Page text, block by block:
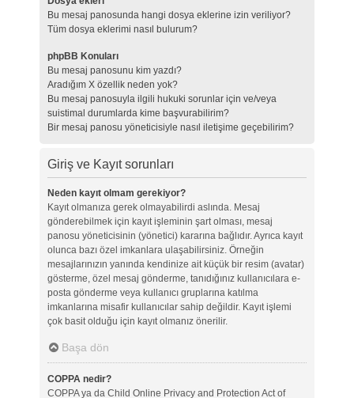
Bu mesaj panosunda hangi dosya eklerine izin veriliyor?
Tüm dosya eklerimi nasıl bulurum?
phpBB Konuları
Bu mesaj panosunu kim yazdı?
Aradığım X özellik neden yok?
Bu mesaj panosuyla ilgili hukuki sorunlar için ve/veya
suistimal durumlarda kime başvurabilirim?
Bir mesaj panosu yöneticisiyle nasıl iletişime geçebilirim?
Giriş ve Kayıt sorunları
Neden kayıt olmam gerekiyor?
Kayıt olmanıza gerek olmayabilirdi aslında. Mesaj
gönderebilmek için kayıt işleminin şart olması, mesaj
panosu yöneticisinin (yönetici) kararına bağlıdır. Ayrıca kayıt
olunca bazı özel imkanlara ulaşabilirsiniz. Örneğin
mesajlarınızın yanında kendinize ait küçük bir resim (avatar)
gösterme, özel mesaj gönderme, tanıdığınız kullanıcılara e-
posta gönderme veya kullanıcı gruplarına katılma
imkanlarına misafir kullanıcılar sahip değildir. Kayıt işlemi
çok basit olduğu için kayıt olmanız önerilir.
Başa dön
COPPA nedir?
COPPA ya da Child Online Privacy and Protection Act of